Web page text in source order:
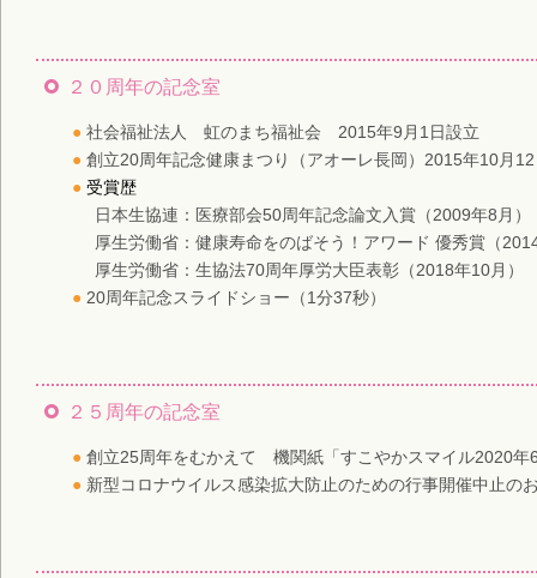
２０周年の記念室
社会福祉法人 虹のまち福祉会 2015年9月1日設立
創立20周年記念健康まつり（アオーレ長岡）2015年10月
受賞歴
日本生協連：医療部会50周年記念論文入賞（2009年8月）
厚生労働省：健康寿命をのばそう！アワード 優秀賞（
厚生労働省：生協法70周年厚労大臣表彰（2018年10月）
20周年記念スライドショー（1分37秒）
２５周年の記念室
創立25周年をむかえて 機関紙「すこやかスマイル2020年
新型コロナウイルス感染拡大防止のための行事開催中止の